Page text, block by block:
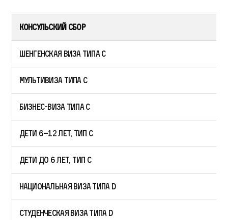
Консульский сбор
Шенгенская виза типа C
Мультивиза типа C
Бизнес-виза типа C
Дети 6–12 лет, тип C
Дети до 6 лет, тип C
Национальная виза типа D
Студенческая виза типа D